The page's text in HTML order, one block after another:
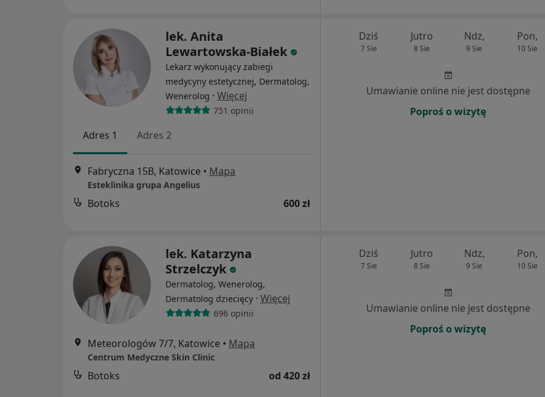
lek. Anita
Lewartowska-Białek
Lekarz wykonujący zabiegi
medycyny estetycznej, Dermatolog,
Wenerolog · Więcej
751 opinii
Adres 1 Adres 2
Fabryczna 15B, Katowice • Mapa
Esteklinika grupa Angelius
Botoks 600 zł
Dziś
7 Sie
Jutro
8 Sie
Ndz,
9 Sie
Pon,
10 Sie
Umawianie online nie jest dostępne
Poproś o wizytę
lek. Katarzyna
Strzelczyk
Dermatolog, Wenerolog,
Dermatolog dziecięcy · Więcej
696 opinii
Meteorologów 7/7, Katowice • Mapa
Centrum Medyczne Skin Clinic
Botoks od 420 zł
Dziś
7 Sie
Jutro
8 Sie
Ndz,
9 Sie
Pon,
10 Sie
Umawianie online nie jest dostępne
Poproś o wizytę